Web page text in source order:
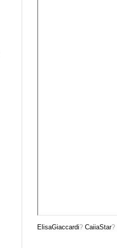
ElisaGiaccardi? CaiiaStar?